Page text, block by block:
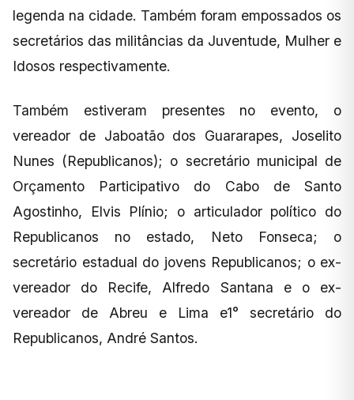
legenda na cidade. Também foram empossados os
secretários das militâncias da Juventude, Mulher e
Idosos respectivamente.
Também estiveram presentes no evento, o
vereador de Jaboatão dos Guararapes, Joselito
Nunes (Republicanos); o secretário municipal de
Orçamento Participativo do Cabo de Santo
Agostinho, Elvis Plínio; o articulador político do
Republicanos no estado, Neto Fonseca; o
secretário estadual do jovens Republicanos; o ex-
vereador do Recife, Alfredo Santana e o ex-
vereador de Abreu e Lima e1° secretário do
Republicanos, André Santos.